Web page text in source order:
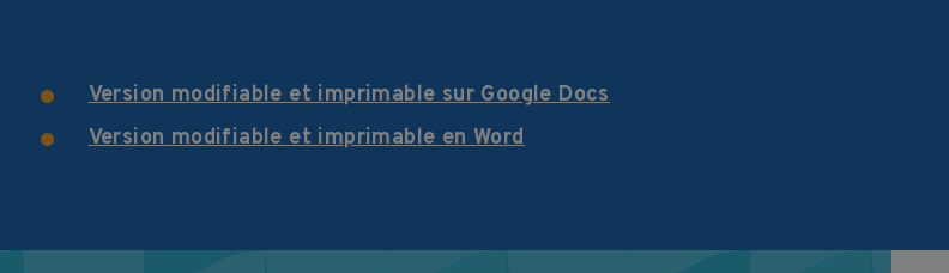
Version modifiable et imprimable sur Google Docs
Version modifiable et imprimable en Word